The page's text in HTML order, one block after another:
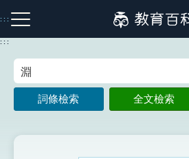
到
主
:::
注音索引圖示 筆畫索引圖示
:::
詞條檢索 全文檢索